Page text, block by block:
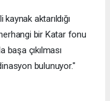
aktarıldığı
bir Katar fonu
çıkılması
bulunuyor."